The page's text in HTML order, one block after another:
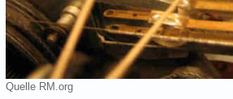
Quelle RM.org